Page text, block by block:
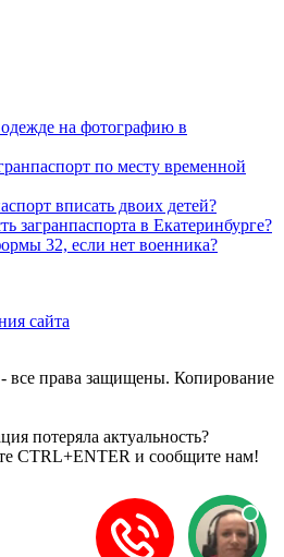
на фотографию в
по месту временной
вписать двоих детей?
загранпаспорта в Екатеринбурге?
32, если нет военника?
сайта
все права защищены. Копирование
потеряла актуальность?
CTRL+ENTER и сообщите нам!